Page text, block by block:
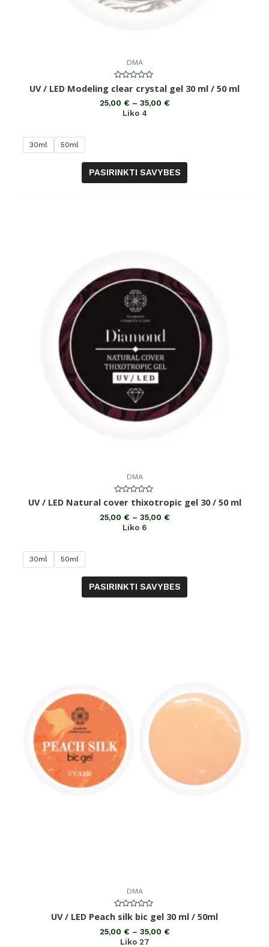
DMA
Įvertinimas:
0
iš
5
UV / LED Modeling clear crystal gel 30 ml / 50 ml
25,00 €– 35,00 €
Liko 4
30ml 50ml
PASIRINKTI SAVYBES
DMA
Įvertinimas:
0
iš
5
UV / LED Natural cover thixotropic gel 30 / 50 ml
25,00 €– 35,00 €
Liko 6
30ml 50ml
PASIRINKTI SAVYBES
DMA
Įvertinimas:
0
iš
5
UV / LED Peach silk bic gel 30 ml / 50ml
25,00 €– 35,00 €
Liko 27